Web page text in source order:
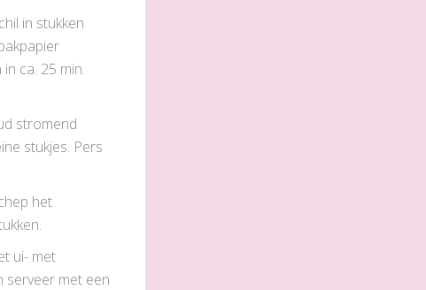
in stukken
ca. 25 min.
stromend
stukjes. Pers
het
ui- met
serveer met een